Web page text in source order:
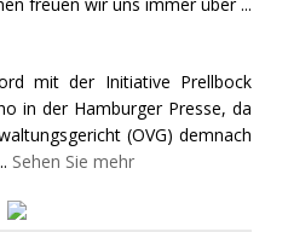
mit der Initiative Prellbock
in der Hamburger Presse, da
(OVG) demnach
Sehen Sie mehr